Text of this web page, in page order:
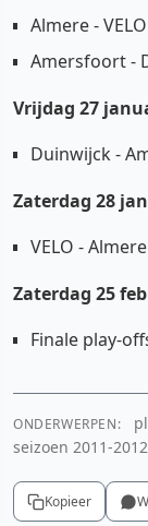
Almere -
Amersfoort -
Vrijdag 27
Duinwijck -
Zaterdag 28
VELO -
Zaterdag 25
Finale play-
ONDERWERPEN:
seizoen 2011-2012
Kopieer